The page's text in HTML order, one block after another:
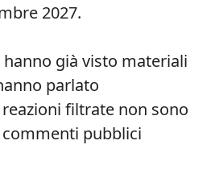
2027.
già visto materiali
parlato
filtrate non sono
pubblici